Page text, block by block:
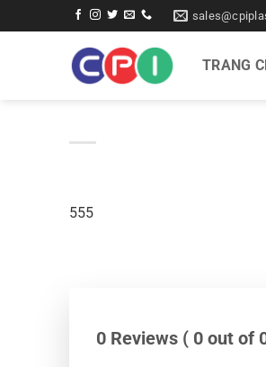
qua
TRANG
555
0 Reviews ( 0 out of